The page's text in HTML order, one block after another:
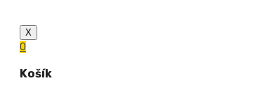
X
0
Košík